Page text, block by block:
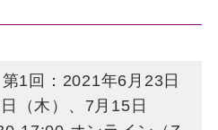
1回：2021年6月23日
日（木）、7月15日